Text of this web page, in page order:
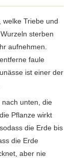
welke Triebe und
sterben
aufnehmen.
faule
ist einer der
nach unten, die
Pflanze wirkt
die Erde bis
die Erde
aber nie